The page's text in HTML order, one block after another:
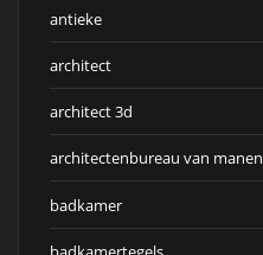
antieke
architect
architect 3d
architectenbureau van manen
badkamer